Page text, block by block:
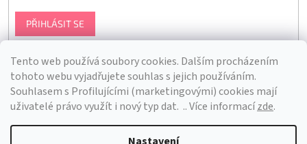
Tento web používá soubory cookies. Dalším procházením
tohoto webu vyjadřujete souhlas s jejich používáním.
Souhlasem s Profilujícími (marketingovými) cookies mají
uživatelé právo využít i nový typ dat. .. Více informacízde.
PŘIHLÁSIT SE